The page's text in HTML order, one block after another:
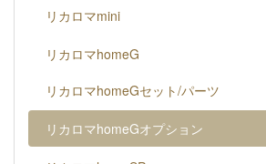
リカロマmini
リカロマhomeG
リカロマhomeGセット/パーツ
リカロマhomeGオプション